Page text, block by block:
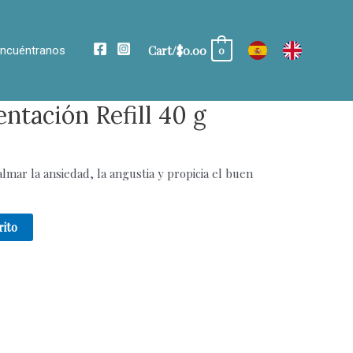
Cart/$0.00 0
Refill 40 g
la ansiedad, la angustia y propicia el buen